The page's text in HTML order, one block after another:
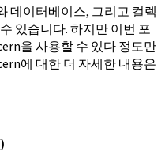
데이터베이스, 그리고 컬렉
있습니다. 하지만 이번 포
을 사용할 수 있다 정도만
에 대한 더 자세한 내용은